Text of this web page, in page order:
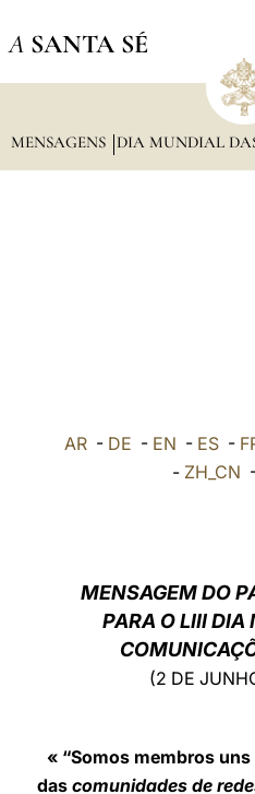
A SANTA SÉ
MENSAGENS DIA MUNDIAL
AR- DE - EN - ES-
- ZH_CN
MENSAGEM DO
PARA O LIII DIA
(2 DE
« “Somos membros
das comunidades de